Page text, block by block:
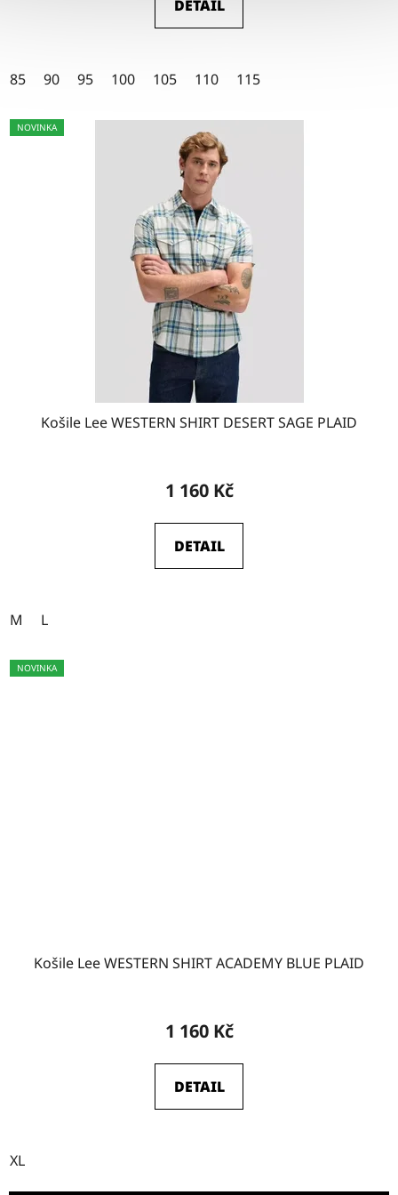
4,5
hvězdiček.
DETAIL
85 90 95 100 105 110 115
NOVINKA
Košile Lee WESTERN SHIRT DESERT SAGE PLAID
1 160 Kč
DETAIL
M L
NOVINKA
Košile Lee WESTERN SHIRT ACADEMY BLUE PLAID
1 160 Kč
DETAIL
XL